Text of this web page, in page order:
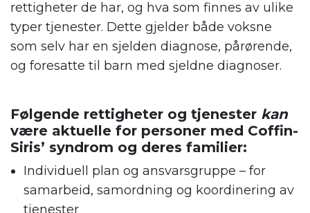
rettigheter de har, og hva som finnes av ulike
typer tjenester. Dette gjelder både voksne
som selv har en sjelden diagnose, pårørende,
og foresatte til barn med sjeldne diagnoser.
Følgende rettigheter og tjenester kan
være aktuelle for personer med Coffin-
Siris’ syndrom og deres familier:
Individuell plan og ansvarsgruppe – for
samarbeid, samordning og koordinering av
tjenester